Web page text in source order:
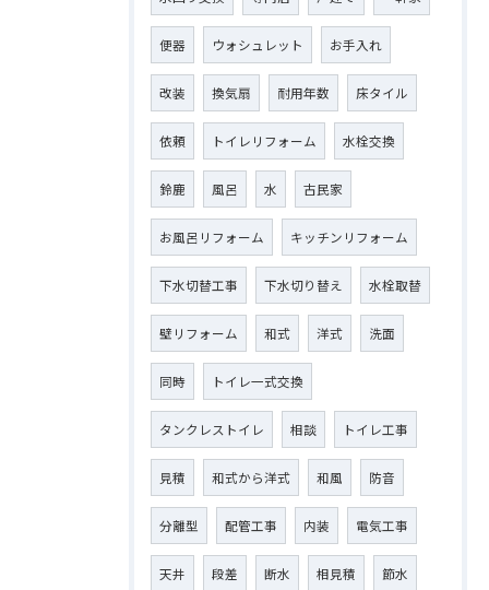
便器 ウォシュレット お手入れ
改装 換気扇 耐用年数 床タイル
依頼 トイレリフォーム 水栓交換
鈴鹿 風呂 水 古民家
お風呂リフォーム キッチンリフォーム
下水切替工事 下水切り替え 水栓取替
壁リフォーム 和式 洋式 洗面
同時 トイレ一式交換
タンクレストイレ 相談 トイレ工事
見積 和式から洋式 和風 防音
分離型 配管工事 内装 電気工事
天井 段差 断水 相見積 節水